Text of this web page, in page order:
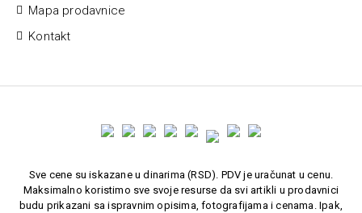
Mapa prodavnice
Kontakt
Sve cene su iskazane u dinarima (RSD). PDV je uračunat u cenu.
Maksimalno koristimo sve svoje resurse da svi artikli u prodavnici
budu prikazani sa ispravnim opisima, fotografijama i cenama. Ipak,